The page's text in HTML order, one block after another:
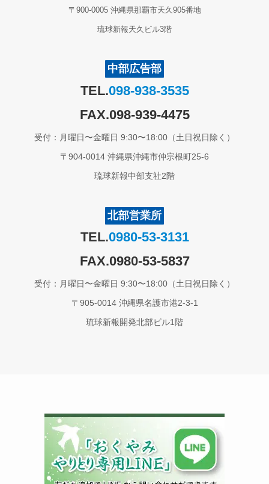
〒900-0005 沖縄県那覇市天久905番地
琉球新報天久ビル3階
中部広告部
TEL.098-938-3535
FAX.098-939-4475
受付：月曜日〜金曜日 9:30〜18:00（土日祝日除く）
〒904-0014 沖縄県沖縄市仲宗根町25-6
琉球新報中部支社2階
北部営業所
TEL.0980-53-3131
FAX.0980-53-5837
受付：月曜日〜金曜日 9:30〜18:00（土日祝日除く）
〒905-0014 沖縄県名護市港2-3-1
琉球新報開発北部ビル1階